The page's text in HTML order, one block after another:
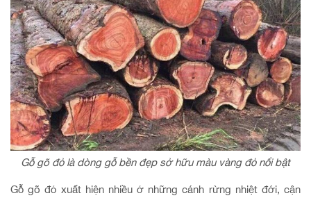
Gỗ gõ đỏ là dòng gỗ bền đẹp sở hữu màu vàng đỏ nổi bật
Gỗ gõ đỏ xuất hiện nhiều ở những cánh rừng nhiệt đới, cận